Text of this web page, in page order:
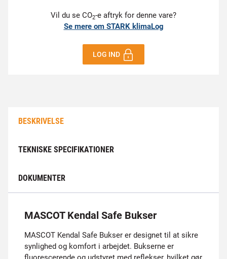
Vil du se CO2-e aftryk for denne vare?
Se mere om STARK klimaLog
LOG IND
BESKRIVELSE
TEKNISKE SPECIFIKATIONER
DOKUMENTER
MASCOT Kendal Safe Bukser
MASCOT Kendal Safe Bukser er designet til at sikre
synlighed og komfort i arbejdet. Bukserne er